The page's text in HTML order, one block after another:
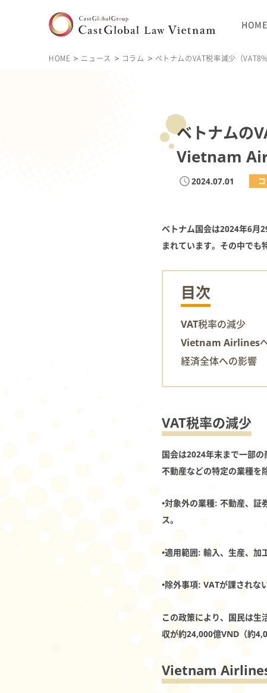
HOME
HOME ニュース コラム ベトナムのVAT税率減少（
ベトナムの
Vietnam
2024.07.01
ベトナム国会は2024年6月
まれています。その中でも
目次
VAT税率の減少
Vietnam Airlines
経済全体への影響
VAT税率の減少
国会は2024年末まで一部
不動産などの特定の業種を
•対象外の業種: 不動産、証
ス。
•適用範囲: 輸入、生産、加
•除外事項: VATが課されな
この政策により、国民は生
収が約24,000億VND（約
Vietnam